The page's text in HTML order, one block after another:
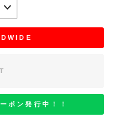
ポン発行中！！